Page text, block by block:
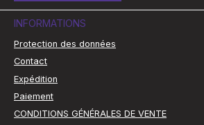
INFORMATIONS
Protection des données
Contact
Expédition
Paiement
CONDITIONS GÉNÉRALES DE VENTE